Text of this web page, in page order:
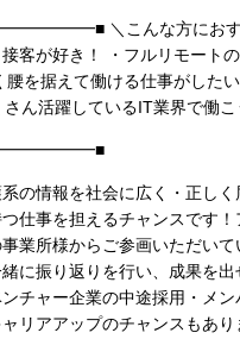
＼こんな方にお
客が好き！
・フルリモート
腰を据えて働ける仕事がしたい
ん活躍しているIT業界で働こ
の情報を社会に広く・正し
仕事を担えるチャンスです
業所様からご参画いただいて
に振り返りを行い、成果を出
ンチャー企業の中途採用・メ
リアアップのチャンスもあり